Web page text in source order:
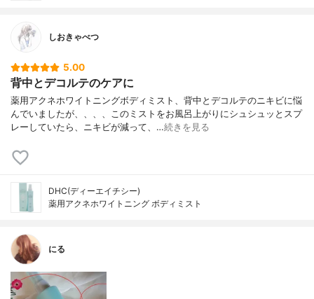
しおきゃべつ
5.00
背中とデコルテのケアに
薬用アクネホワイトニングボディミスト、背中とデコルテのニキビに悩
んでいましたが、、、、このミストをお風呂上がりにシュシュッとスプ
レーしていたら、ニキビが減って、…続きを見る
DHC(ディーエイチシー)
薬用アクネホワイトニング ボディミスト
にる